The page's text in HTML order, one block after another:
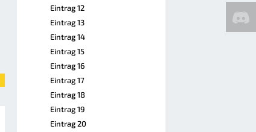
Eintrag 12
Eintrag 13
Eintrag 14
Eintrag 15
Eintrag 16
Eintrag 17
Eintrag 18
Eintrag 19
Eintrag 20